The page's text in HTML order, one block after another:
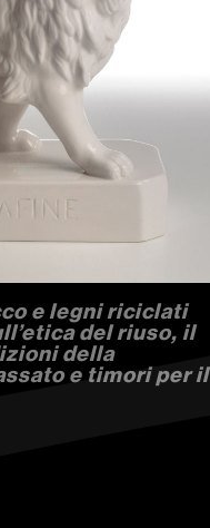
e legni riciclati
del riuso, il
della
e timori per il